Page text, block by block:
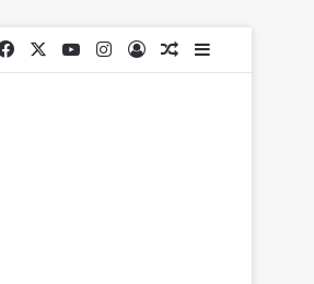
Facebook YouTubeInstagram
Log InRandom Article